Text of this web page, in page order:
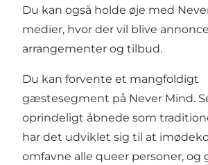
Du kan også holde øje med
medier, hvor der vil blive
arrangementer og tilbud.
Du kan forvente et mangfoldigt
gæstesegment på Never Mind.
oprindeligt åbnede som
har det udviklet sig til at
omfavne alle queer personer, og